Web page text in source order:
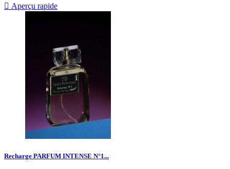
 Aperçu rapide
Recharge PARFUM INTENSE N°1...